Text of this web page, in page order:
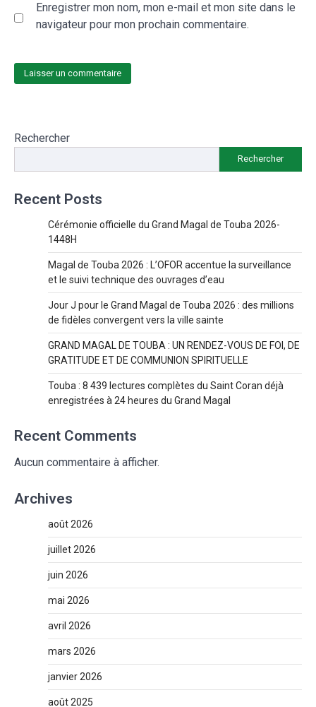
Enregistrer mon nom, mon e-mail et mon site dans le
navigateur pour mon prochain commentaire.
Rechercher
Rechercher
Recent Posts
Cérémonie officielle du Grand Magal de Touba 2026-
1448H
Magal de Touba 2026 : L’OFOR accentue la surveillance
et le suivi technique des ouvrages d’eau
Jour J pour le Grand Magal de Touba 2026 : des millions
de fidèles convergent vers la ville sainte
GRAND MAGAL DE TOUBA : UN RENDEZ-VOUS DE FOI, DE
GRATITUDE ET DE COMMUNION SPIRITUELLE
Touba : 8 439 lectures complètes du Saint Coran déjà
enregistrées à 24 heures du Grand Magal
Recent Comments
Aucun commentaire à afficher.
Archives
août 2026
juillet 2026
juin 2026
mai 2026
avril 2026
mars 2026
janvier 2026
août 2025